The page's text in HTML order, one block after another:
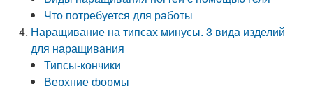
Что потребуется для работы
Наращивание на типсах минусы. 3 вида изделий
для наращивания
Типсы-кончики
Верхние формы